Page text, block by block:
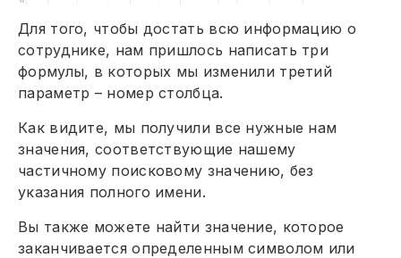
Для того, чтобы достать всю информацию о
сотруднике, нам пришлось написать три
формулы, в которых мы изменили третий
параметр – номер столбца.
Как видите, мы получили все нужные нам
значения, соответствующие нашему
частичному поисковому значению, без
указания полного имени.
Вы также можете найти значение, которое
заканчивается определенным символом или